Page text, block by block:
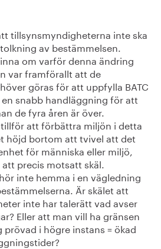
tillsynsmyndigheterna inte ska
av bestämmelsen.
om varför denna ändring
var framförallt att de
göras för att uppfylla BATC
snabb handläggning för att
de fyra åren är över.
att förbättra miljön i detta
höjd bortom att tvivel att det
för människa eller miljö,
precis motsatt skäl.
inte hemma i en vägledning
Är skälet att
inte har talerätt vad avser
Eller att man vill ha gränsen
i högre instans = ökad